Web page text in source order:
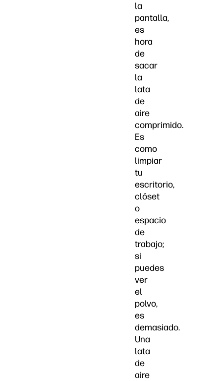
la
pantalla,
es
hora
de
sacar
la
lata
de
aire
comprimido.
Es
como
limpiar
tu
escritorio,
clóset
o
espacio
de
trabajo;
si
puedes
ver
el
polvo,
es
demasiado.
Una
lata
de
aire